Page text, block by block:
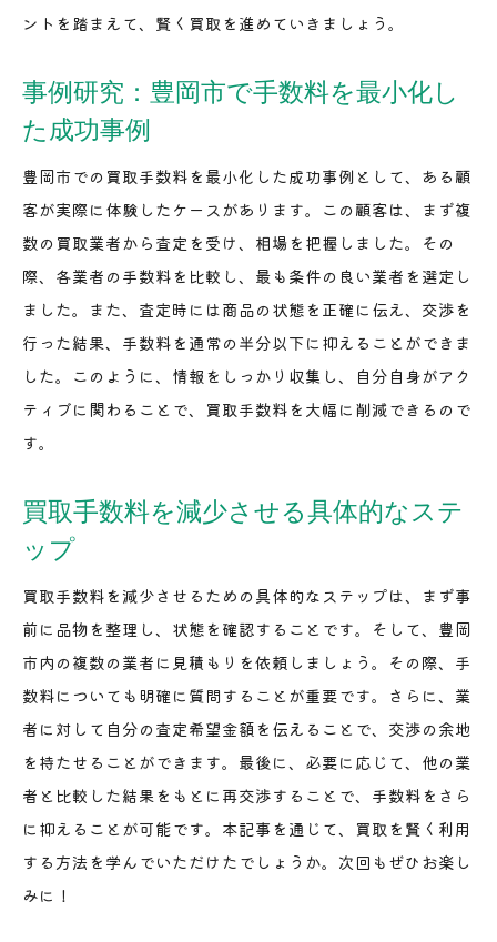
ントを踏まえて、賢く買取を進めていきましょう。
事例研究：豊岡市で手数料を最小化し
た成功事例
豊岡市での買取手数料を最小化した成功事例として、ある顧
客が実際に体験したケースがあります。この顧客は、まず複
数の買取業者から査定を受け、相場を把握しました。その
際、各業者の手数料を比較し、最も条件の良い業者を選定し
ました。また、査定時には商品の状態を正確に伝え、交渉を
行った結果、手数料を通常の半分以下に抑えることができま
した。このように、情報をしっかり収集し、自分自身がアク
ティブに関わることで、買取手数料を大幅に削減できるので
す。
買取手数料を減少させる具体的なステ
ップ
買取手数料を減少させるための具体的なステップは、まず事
前に品物を整理し、状態を確認することです。そして、豊岡
市内の複数の業者に見積もりを依頼しましょう。その際、手
数料についても明確に質問することが重要です。さらに、業
者に対して自分の査定希望金額を伝えることで、交渉の余地
を持たせることができます。最後に、必要に応じて、他の業
者と比較した結果をもとに再交渉することで、手数料をさら
に抑えることが可能です。本記事を通じて、買取を賢く利用
する方法を学んでいただけたでしょうか。次回もぜひお楽し
みに！